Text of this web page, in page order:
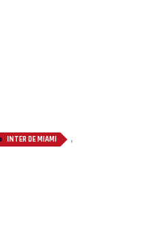
INTER DE MIAMI ,